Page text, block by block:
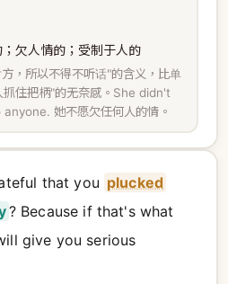
；欠人情的；受制于人的
，所以不得不听话"的含义，比单
住把柄"的无奈感。She didn't
她不愿欠任何人的情。
that you plucked
? Because if that's what
give you serious